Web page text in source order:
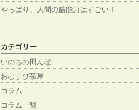
やっぱり、人間の腸能力はすごい！
カテゴリー
いのちの田んぼ
おむすび茶屋
コラム
コラム一覧